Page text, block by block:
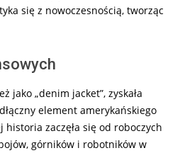
się z nowoczesnością, tworząc
jako „denim jacket”, zyskała
element amerykańskiego
historia zaczęła się od roboczych
górników i robotników w